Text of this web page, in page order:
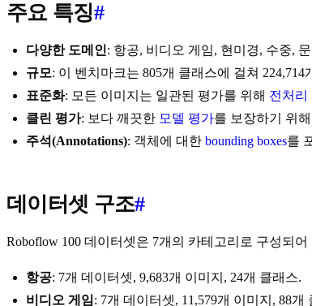
주요 특징#
다양한 도메인: 항공, 비디오 게임, 현미경, 수중,
규모: 이 벤치마크는 805개 클래스에 걸쳐
표준화: 모든 이미지는 일관된 평가를 위해 전처리
클린 평가: 보다 깨끗한 모델 평가를 보장하기 위
주석(Annotations): 객체에 대한 bounding boxes를
데이터셋 구조#
Roboflow 100 데이터셋은 7개의 카테고리로 구성되
항공: 7개 데이터셋, 9,683개 이미지, 24개 클래스.
비디오 게임: 7개 데이터셋, 11,579개 이미지, 88개